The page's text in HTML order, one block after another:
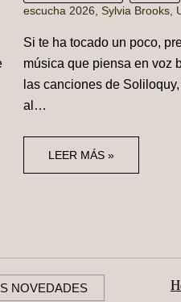
escucha 2026 Sylvia Brooks,
Si te ha tocado un poco,
música que piensa en voz
las canciones de
al…
LEER MÁS »
NOVEDADES